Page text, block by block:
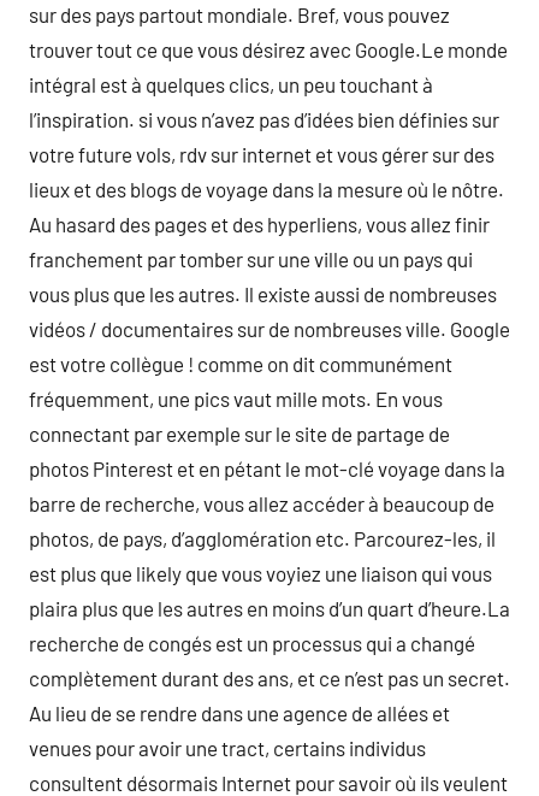
sur des pays partout mondiale. Bref, vous pouvez
trouver tout ce que vous désirez avec Google.Le monde
intégral est à quelques clics, un peu touchant à
l’inspiration. si vous n’avez pas d’idées bien définies sur
votre future vols, rdv sur internet et vous gérer sur des
lieux et des blogs de voyage dans la mesure où le nôtre.
Au hasard des pages et des hyperliens, vous allez finir
franchement par tomber sur une ville ou un pays qui
vous plus que les autres. Il existe aussi de nombreuses
vidéos / documentaires sur de nombreuses ville. Google
est votre collègue ! comme on dit communément
fréquemment, une pics vaut mille mots. En vous
connectant par exemple sur le site de partage de
photos Pinterest et en pétant le mot-clé voyage dans la
barre de recherche, vous allez accéder à beaucoup de
photos, de pays, d’agglomération etc. Parcourez-les, il
est plus que likely que vous voyiez une liaison qui vous
plaira plus que les autres en moins d’un quart d’heure.La
recherche de congés est un processus qui a changé
complètement durant des ans, et ce n’est pas un secret.
Au lieu de se rendre dans une agence de allées et
venues pour avoir une tract, certains individus
consultent désormais Internet pour savoir où ils veulent